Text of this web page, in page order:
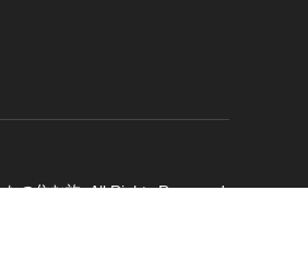
なの住む旅. All Rights Reserved.